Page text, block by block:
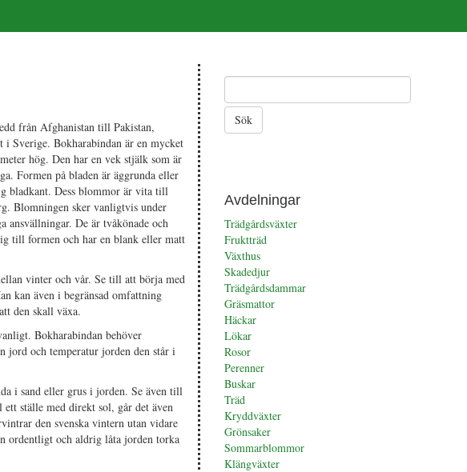
från Afghanistan till Pakistan,
Sverige. Bokharabindan är en mycket
hög. Den har en vek stjälk som är
Formen på bladen är äggrunda eller
bladkant. Dess blommor är vita till
Blomningen sker vanligtvis under
ansvällningar. De är tvåkönade och
till formen och har en blank eller matt
vinter och vår. Se till att börja med
kan även i begränsad omfattning
den skall växa.
Bokharabindan behöver
jord och temperatur jorden den står i
i sand eller grus i jorden. Se även till
ställe med direkt sol, går det även
den svenska vintern utan vidare
ordentligt och aldrig låta jorden torka
Avdelningar
Trädgårdsväxter
Fruktträd
Växthus
Skadedjur
Trädgårdsdammar
Gräsmattor
Häckar
Lökar
Rosor
Perenner
Buskar
Träd
Kryddväxter
Grönsaker
Sommarblommor
Klängväxter